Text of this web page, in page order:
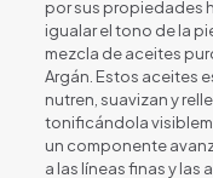
por sus propiedades
igualar el tono de la
mezcla de aceites
Argán. Estos aceites
nutren, suavizan y
tonificándola
un componente
a las líneas finas y las